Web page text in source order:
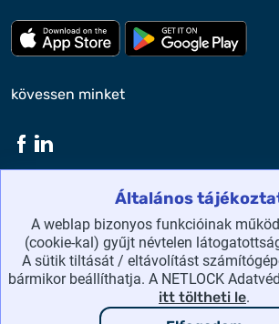
Általános
A weblap bizonyos funkcióinak
(cookie-kal) gyűjt névtelen
A sütik tiltását / eltávolítást
bármikor beállíthatja. A NETLOCK
itt töltheti le.
Töltse le az App Store-ból
kövessen minket
NETLOCK Kft. ©2026 Minden jog
honlaptérkép